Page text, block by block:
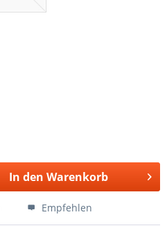
In den Warenkorb
Empfehlen